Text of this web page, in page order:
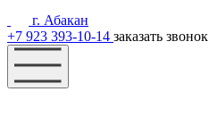
г. Абакан
+7 923 393-10-14 заказать звонок